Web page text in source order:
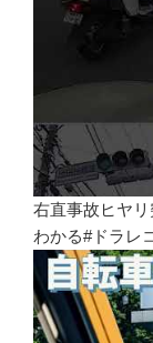
右直事故ヒヤ
わかる#ドラレ